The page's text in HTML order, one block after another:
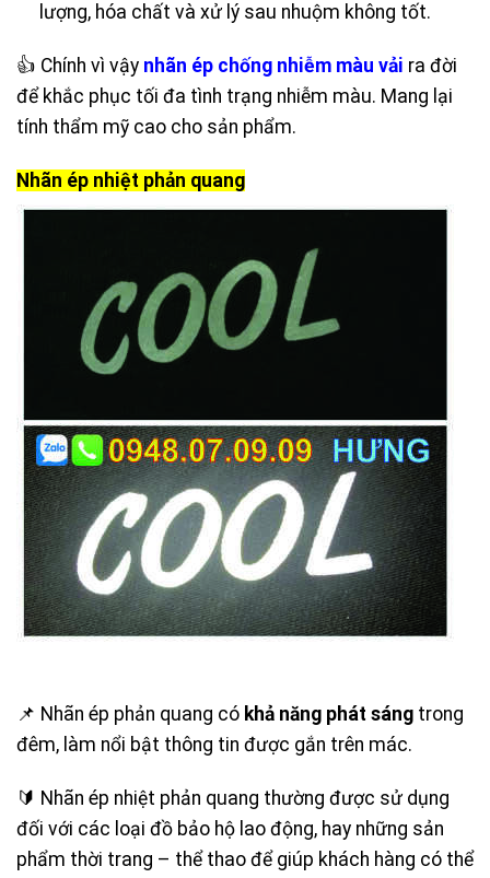
lượng, hóa chất và xử lý sau nhuộm không tốt.
👍 Chính vì vậy nhãn ép chống nhiễm màu vải ra đời
để khắc phục tối đa tình trạng nhiễm màu. Mang lại
tính thẩm mỹ cao cho sản phẩm.
Nhãn ép nhiệt phản quang
📌 Nhãn ép phản quang có khả năng phát sáng trong
đêm, làm nổi bật thông tin được gắn trên mác.
🔰 Nhãn ép nhiệt phản quang thường được sử dụng
đối với các loại đồ bảo hộ lao động, hay những sản
phẩm thời trang – thể thao để giúp khách hàng có thể